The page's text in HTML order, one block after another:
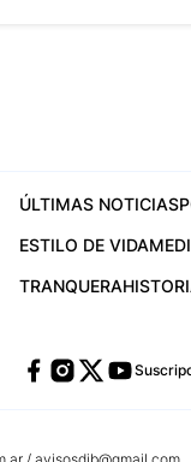
ÚLTIMAS NOTICIAS
ESTILO DE VIDA
TRANQUERA